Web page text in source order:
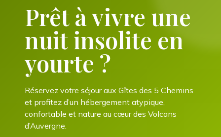
Prêt à vivre une
nuit insolite en
yourte ?
Réservez votre séjour aux Gîtes des 5 Chemins
et profitez d’un hébergement atypique,
confortable et nature au cœur des Volcans
d’Auvergne.